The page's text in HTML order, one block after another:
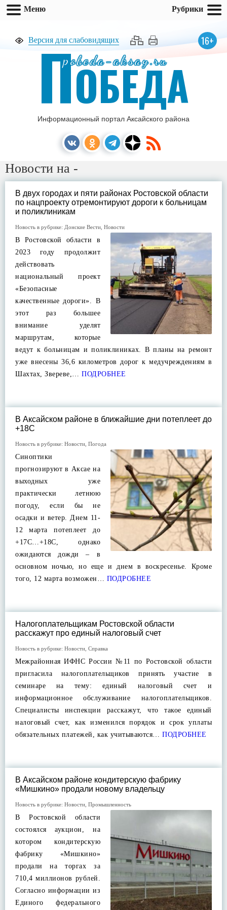
Версия для слабовидящих 16+
pobeda-aksay.ru
ПОБЕДА
Информационный портал Аксайского района
Новости на -
В двух городах и пяти районах Ростовской области
по нацпроекту отремонтируют дороги к больницам
и поликлиникам
Новость в рубрике: Донские Вести Новости
В Ростовской области в
2023 году продолжит
действовать
национальный проект
«Безопасные
качественные дороги». В
этот раз большее
внимание уделят
маршрутам, которые
ведут к больницам и поликлиниках. В планы на ремонт
уже внесены 36,6 километров дорог к медучреждениям в
Шахтах, Звереве,… ПОДРОБНЕЕ
В Аксайском районе в ближайшие дни потеплеет до
+18С
Новость в рубрике: Новости Погода
Синоптики
прогнозируют в Аксае на
выходных уже
практически летнюю
погоду, если бы не
осадки и ветер. Днем 11-
12 марта потеплеет до
+17С…+18С, однако
ожидаются дожди – в
основном ночью, но еще и днем в воскресенье. Кроме
того, 12 марта возможен… ПОДРОБНЕЕ
Налогоплательщикам Ростовской области
расскажут про единый налоговый счет
Новость в рубрике: Новости Справка
Межрайонная ИФНС России №11 по Ростовской области
пригласила налогоплательщиков принять участие в
семинаре на тему: единый налоговый счет и
информационное обслуживание налогоплательщиков.
Специалисты инспекции расскажут, что такое единый
налоговый счет, как изменился порядок и срок уплаты
обязательных платежей, как учитываются… ПОДРОБНЕЕ
В Аксайском районе кондитерскую фабрику
«Мишкино» продали новому владельцу
Новость в рубрике: Новости Промышленность
В Ростовской области
состоялся аукцион, на
котором кондитерскую
фабрику «Мишкино»
продали на торгах за
710,4 миллионов рублей.
Согласно информации из
Единого федерального
Меню Рубрики